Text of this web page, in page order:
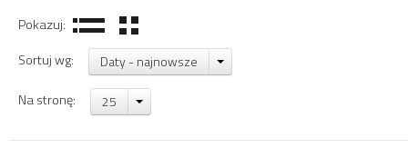
Pokazuj:
Sortuj wg:
Daty - najnowsze
Na stronę: 25